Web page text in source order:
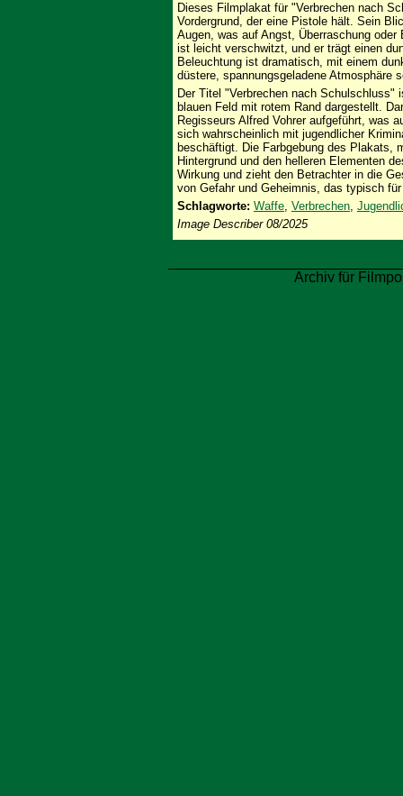
Dieses Filmplakat für "Verbrechen nach
Vordergrund, der eine Pistole hält. Sein
Augen, was auf Angst, Überraschung
ist leicht verschwitzt, und er trägt einen
Beleuchtung ist dramatisch, mit einem
düstere, spannungsgeladene Atmosphäre
Der Titel "Verbrechen nach
blauen Feld mit rotem Rand dargestellt.
Regisseurs Alfred Vohrer aufgeführt, was
sich wahrscheinlich mit jugendlicher
beschäftigt. Die Farbgebung des Plakats,
Hintergrund und den helleren Elementen
Wirkung und zieht den Betrachter in die
von Gefahr und Geheimnis, das typisch
Schlagworte: Waffe, Verbrechen,
Image Describer 08/2025
Archiv für